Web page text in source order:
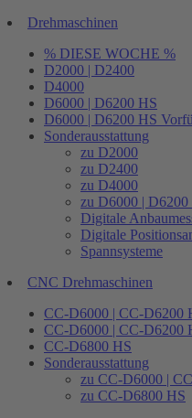
Drehmaschinen
% DIESE WOCHE %
D2000 | D2400
D4000
D6000 | D6200 HS
D6000 | D6200 HS
Sonderausstattung
zu D2000
zu D2400
zu D4000
zu D6000 | D6200
Digitale
Digitale
Spannsysteme
CNC Drehmaschinen
CC-D6000 | CC-D6200
CC-D6000 | CC-D6200
CC-D6800 HS
Sonderausstattung
zu CC-D6000 |
zu CC-D6800 HS